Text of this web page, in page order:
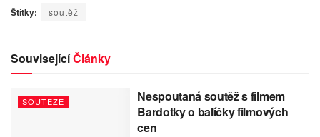
Štítky: soutěž
SouvisejícíČlánky
SOUTĚŽE
Nespoutaná soutěž s filmem
Bardotky o balíčky filmových
cen